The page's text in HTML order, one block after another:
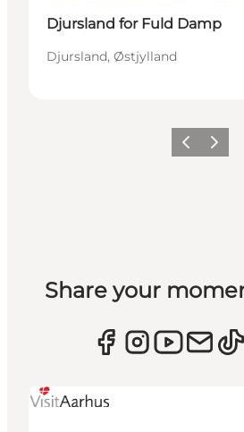
Djursland for Fuld Damp
Djursland, Østjylland
ForrigeNæste
Share your